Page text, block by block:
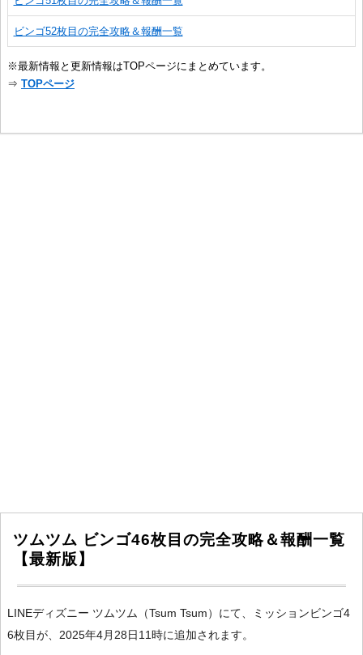
ビンゴ52枚目の完全攻略＆報酬一覧
※最新情報と更新情報はTOPページにまとめています。
⇒ TOPページ
ツムツム ビンゴ46枚目の完全攻略＆報酬一覧
【最新版】
LINEディズニー ツムツム（Tsum Tsum）にて、ミッションビンゴ4
6枚目が、2025年4月28日11時に追加されます。